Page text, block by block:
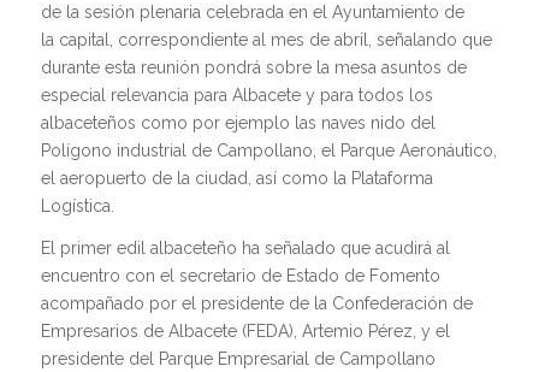
de la sesión plenaria celebrada en el Ayuntamiento de
la capital, correspondiente al mes de abril, señalando que
durante esta reunión pondrá sobre la mesa asuntos de
especial relevancia para Albacete y para todos los
albaceteños como por ejemplo las naves nido del
Polígono industrial de Campollano, el Parque Aeronáutico,
el aeropuerto de la ciudad, así como la Plataforma
Logística.
El primer edil albaceteño ha señalado que acudirá al
encuentro con el secretario de Estado de Fomento
acompañado por el presidente de la Confederación de
Empresarios de Albacete (FEDA), Artemio Pérez, y el
presidente del Parque Empresarial de Campollano